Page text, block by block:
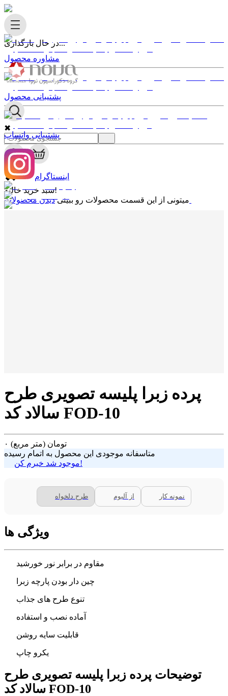
در حال بارگذاری...
✖
0
✖
سبد خرید خالیه!
میتونی از این قسمت محصولات رو ببینی
مشاوره محصول
پشتیبانی محصول
پشتیبانی واتساپ
اینستاگرام
پرده زبرا پلیسه تصویری طرح
سالاد کد FOD-10
۰ تومان (متر مربع)
متاسفانه موجودی این محصول به اتمام رسیده
موجود شد خبرم کن!
طرح دلخواه از آلبوم نمونه کار
ویژگی ها
مقاوم در برابر نور خورشید
چین دار بودن پارچه زبرا
تنوع طرح های جذاب
آماده نصب و استفاده
قابلیت سایه روشن
یکرو چاپ
توضیحات پرده زبرا پلیسه تصویری طرح
سالاد کد FOD-10